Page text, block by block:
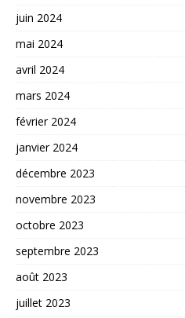
juin 2024
mai 2024
avril 2024
mars 2024
février 2024
janvier 2024
décembre 2023
novembre 2023
octobre 2023
septembre 2023
août 2023
juillet 2023